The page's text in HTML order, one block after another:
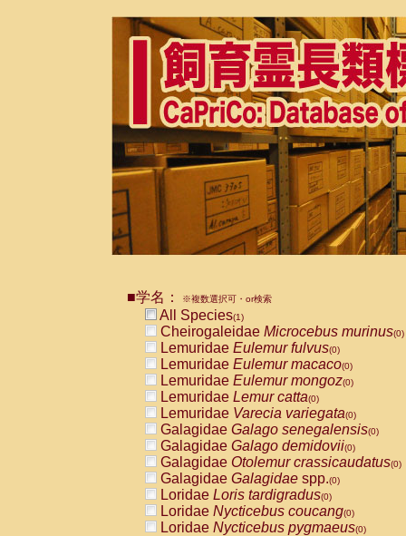
■学名： ※複数選択可・or検索
All Species(1)
Cheirogaleidae Microcebus murinus(0)
Lemuridae Eulemur fulvus(0)
Lemuridae Eulemur macaco(0)
Lemuridae Eulemur mongoz(0)
Lemuridae Lemur catta(0)
Lemuridae Varecia variegata(0)
Galagidae Galago senegalensis(0)
Galagidae Galago demidovii(0)
Galagidae Otolemur crassicaudatus(0)
Galagidae Galagidae spp.(0)
Loridae Loris tardigradus(0)
Loridae Nycticebus coucang(0)
Loridae Nycticebus pygmaeus(0)